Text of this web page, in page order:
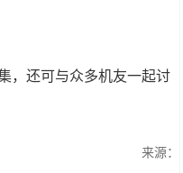
，还可与众多机友一起讨
来源：